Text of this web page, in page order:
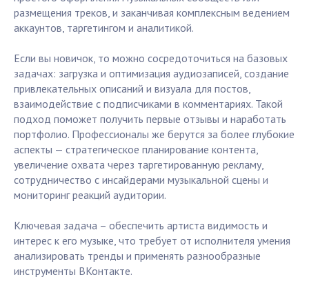
размещения треков, и заканчивая комплексным ведением
аккаунтов, таргетингом и аналитикой.
Если вы новичок, то можно сосредоточиться на базовых
задачах: загрузка и оптимизация аудиозаписей, создание
привлекательных описаний и визуала для постов,
взаимодействие с подписчиками в комментариях. Такой
подход поможет получить первые отзывы и наработать
портфолио. Профессионалы же берутся за более глубокие
аспекты — стратегическое планирование контента,
увеличение охвата через таргетированную рекламу,
сотрудничество с инсайдерами музыкальной сцены и
мониторинг реакций аудитории.
Ключевая задача – обеспечить артиста видимость и
интерес к его музыке, что требует от исполнителя умения
анализировать тренды и применять разнообразные
инструменты ВКонтакте.